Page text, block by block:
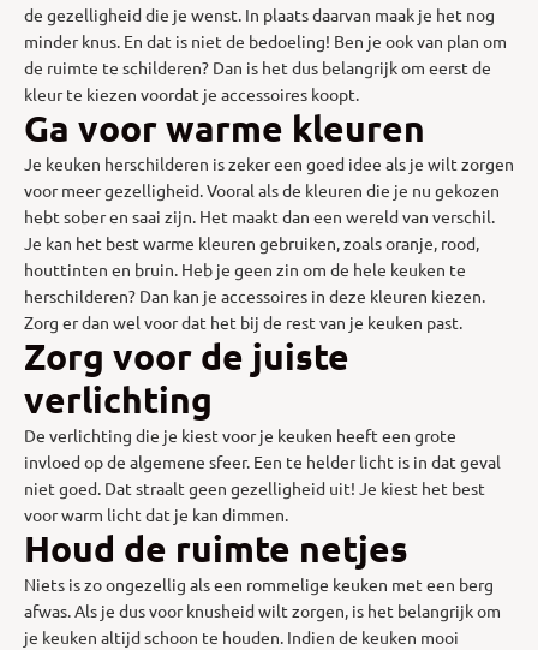
de gezelligheid die je wenst. In plaats daarvan maak je het nog
minder knus. En dat is niet de bedoeling! Ben je ook van plan om
de ruimte te schilderen? Dan is het dus belangrijk om eerst de
kleur te kiezen voordat je accessoires koopt.
Ga voor warme kleuren
Je keuken herschilderen is zeker een goed idee als je wilt zorgen
voor meer gezelligheid. Vooral als de kleuren die je nu gekozen
hebt sober en saai zijn. Het maakt dan een wereld van verschil.
Je kan het best warme kleuren gebruiken, zoals oranje, rood,
houttinten en bruin. Heb je geen zin om de hele keuken te
herschilderen? Dan kan je accessoires in deze kleuren kiezen.
Zorg er dan wel voor dat het bij de rest van je keuken past.
Zorg voor de juiste
verlichting
De verlichting die je kiest voor je keuken heeft een grote
invloed op de algemene sfeer. Een te helder licht is in dat geval
niet goed. Dat straalt geen gezelligheid uit! Je kiest het best
voor warm licht dat je kan dimmen.
Houd de ruimte netjes
Niets is zo ongezellig als een rommelige keuken met een berg
afwas. Als je dus voor knusheid wilt zorgen, is het belangrijk om
je keuken altijd schoon te houden. Indien de keuken mooi